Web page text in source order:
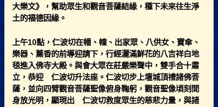
大樂文》，幫助眾生和觀音菩薩結緣，種下未來往生淨
土的福德因緣。
上午10點，仁波切在幡、幢、出家眾、八供女、寶傘、
樂器、薰香的前導迎請下，行經灑滿鮮花的八吉祥白地
毯進入佛寺大殿。與會大眾在莊嚴樂聲中，雙手合十肅
立，恭迎 仁波切升法座。仁波切步上壇城頂禮諸佛菩
薩，並向四臂觀音菩薩聖像俯身鞠躬，觀音聖像頃刻間
身放光明，顯現出 仁波切救度眾生的慈悲力量，與諸